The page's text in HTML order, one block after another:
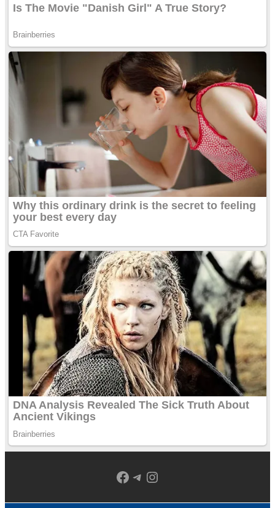
Facebook
Telegram
Instagram